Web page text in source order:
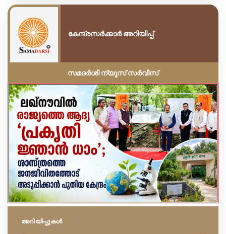
കേന്ദ്രസർക്കാർ അറിയിപ്പ്
സമദർശി ന്യൂസ് സർവീസ്
അറിയിപ്പുകള്‍